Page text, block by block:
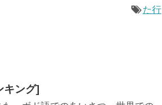
た行
キング]